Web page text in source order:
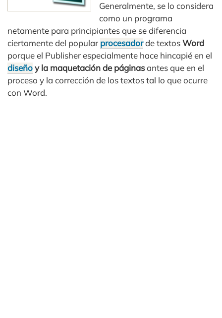
Generalmente, se lo considera
como un programa
netamente para principiantes que se diferencia
ciertamente del popular procesadorde textosWord
porque el Publisher especialmente hace hincapié en el
diseñoy la maquetación de páginasantes que en el
proceso y la corrección de los textos tal lo que ocurre
con Word.